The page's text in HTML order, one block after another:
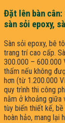
Đặt lên bàn
sàn sỏi epoxy,
Sàn sỏi epoxy, bê
trang trí cao cấp.
300.000 – 600.000
thấm nếu không
hơn (từ 1.200.000
quy trình thi công
nằm ở khoảng giữa
tùy biến thiết kế,
hoàn hảo, mang lại